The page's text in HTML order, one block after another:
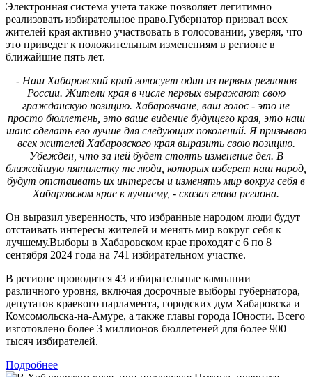
Электронная система учета также позволяет легитимно
реализовать избирательное право.Губернатор призвал всех
жителей края активно участвовать в голосовании, уверяя, что
это приведет к положительным изменениям в регионе в
ближайшие пять лет.
- Наш Хабаровский край голосует один из первых регионов
России. Жители края в числе первых выражают свою
гражданскую позицию. Хабаровчане, ваш голос - это не
просто бюллетень, это ваше видение будущего края, это наш
шанс сделать его лучше для следующих поколений. Я призываю
всех жителей Хабаровского края выразить свою позицию.
Убежден, что за ней будет стоять изменение дел. В
ближайшую пятилетку те люди, которых изберет наш народ,
будут отстаивать их интересы и изменять мир вокруг себя в
Хабаровском крае к лучшему, - сказал глава региона.
Он выразил уверенность, что избранные народом люди будут
отстаивать интересы жителей и менять мир вокруг себя к
лучшему.Выборы в Хабаровском крае проходят с 6 по 8
сентября 2024 года на 741 избирательном участке.
В регионе проводится 43 избирательные кампании
различного уровня, включая досрочные выборы губернатора,
депутатов краевого парламента, городских дум Хабаровска и
Комсомольска-на-Амуре, а также главы города Юности. Всего
изготовлено более 3 миллионов бюллетеней для более 900
тысяч избирателей.
Подробнее